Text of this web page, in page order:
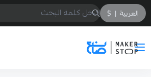
العربية |
$
صانع